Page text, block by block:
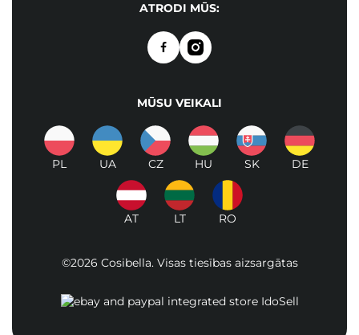
ATRODI MŪS:
MŪSU VEIKALI
PL UA CZ HU SK DE
AT LT RO
©2026 Cosibella. Visas tiesības aizsargātas